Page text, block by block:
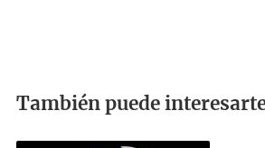
También puede